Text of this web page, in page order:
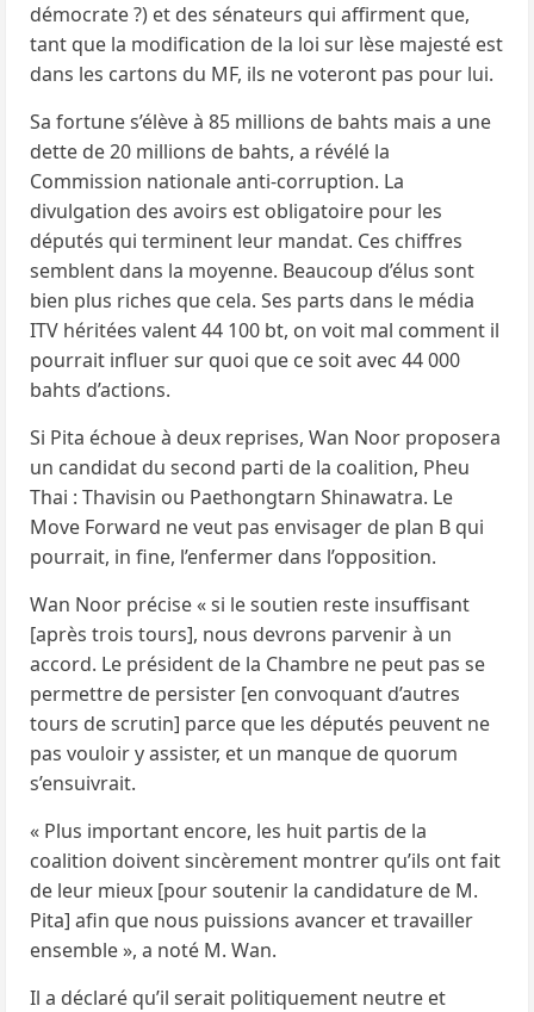
démocrate ?) et des sénateurs qui affirment que,
tant que la modification de la loi sur lèse majesté est
dans les cartons du MF, ils ne voteront pas pour lui.
Sa fortune s’élève à 85 millions de bahts mais a une
dette de 20 millions de bahts, a révélé la
Commission nationale anti-corruption. La
divulgation des avoirs est obligatoire pour les
députés qui terminent leur mandat. Ces chiffres
semblent dans la moyenne. Beaucoup d’élus sont
bien plus riches que cela. Ses parts dans le média
ITV héritées valent 44 100 bt, on voit mal comment il
pourrait influer sur quoi que ce soit avec 44 000
bahts d’actions.
Si Pita échoue à deux reprises, Wan Noor proposera
un candidat du second parti de la coalition, Pheu
Thai : Thavisin ou Paethongtarn Shinawatra. Le
Move Forward ne veut pas envisager de plan B qui
pourrait, in fine, l’enfermer dans l’opposition.
Wan Noor précise « si le soutien reste insuffisant
[après trois tours], nous devrons parvenir à un
accord. Le président de la Chambre ne peut pas se
permettre de persister [en convoquant d’autres
tours de scrutin] parce que les députés peuvent ne
pas vouloir y assister, et un manque de quorum
s’ensuivrait.
« Plus important encore, les huit partis de la
coalition doivent sincèrement montrer qu’ils ont fait
de leur mieux [pour soutenir la candidature de M.
Pita] afin que nous puissions avancer et travailler
ensemble », a noté M. Wan.
Il a déclaré qu’il serait politiquement neutre et